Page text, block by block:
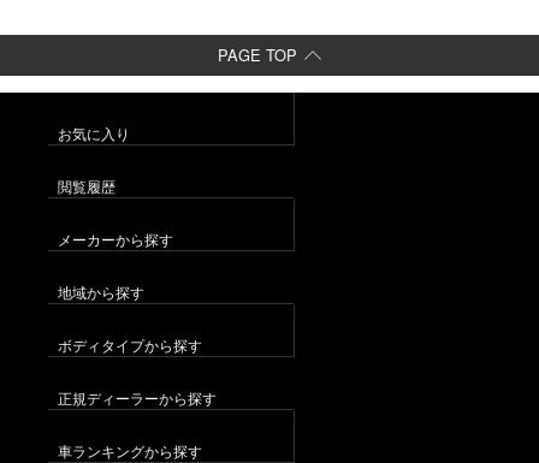
PAGE TOP
お気に入り
閲覧履歴
メーカーから探す
地域から探す
ボディタイプから探す
正規ディーラーから探す
車ランキングから探す